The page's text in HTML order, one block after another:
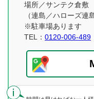
場所／サンテク倉敷
（連島／ハローズ連
※駐車場あります
TEL： 0120-006-489